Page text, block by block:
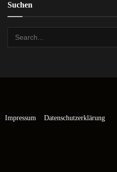
Suchen
Impressum Datenschutzerklärung